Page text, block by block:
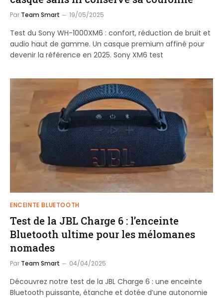
Par Team Smart 19/05/2025
Test du Sony WH-1000XM6 : confort, réduction de bruit et
audio haut de gamme. Un casque premium affiné pour
devenir la référence en 2025. Sony XM6 test
ENCEINTE BLUETOOTH
Test de la JBL Charge 6 : l’enceinte
Bluetooth ultime pour les mélomanes
nomades
Par Team Smart 04/04/2025
Découvrez notre test de la JBL Charge 6 : une enceinte
Bluetooth puissante, étanche et dotée d’une autonomie